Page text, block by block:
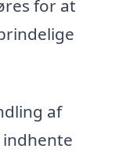
for at
af